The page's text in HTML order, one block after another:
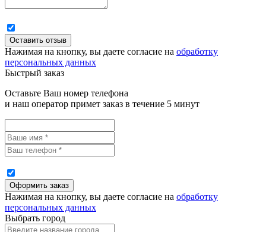
Нажимая на кнопку, вы даете согласие на обработку
персональных данных
Быстрый заказ
Оставьте Ваш номер телефона
и наш оператор примет заказ в течение 5 минут
Нажимая на кнопку, вы даете согласие на обработку
персональных данных
Выбрать город